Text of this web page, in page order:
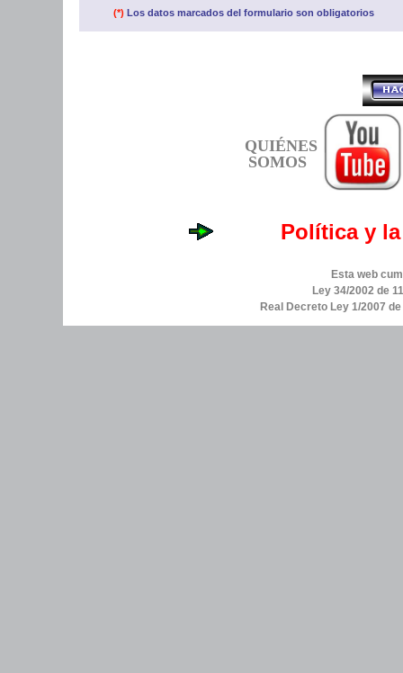
(*) Los datos marcados del formulario son obligatorios
QUIÉNES
SOMOS
Política y
Esta web
Ley 34/2002 de
Real Decreto Ley 1/2007